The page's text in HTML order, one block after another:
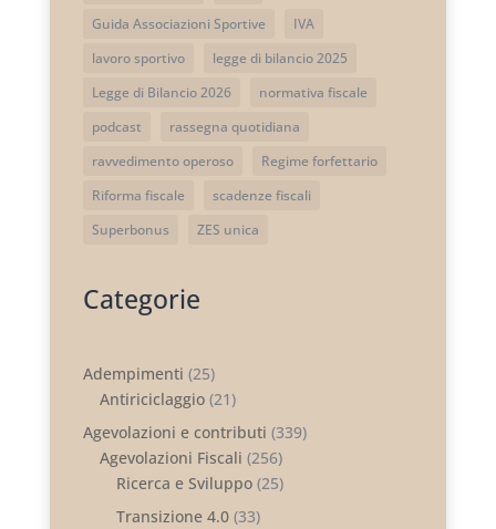
Guida Associazioni Sportive
IVA
lavoro sportivo
legge di bilancio 2025
Legge di Bilancio 2026
normativa fiscale
podcast
rassegna quotidiana
ravvedimento operoso
Regime forfettario
Riforma fiscale
scadenze fiscali
Superbonus
ZES unica
Categorie
Adempimenti (25)
Antiriciclaggio(21)
Agevolazioni e contributi (339)
Agevolazioni Fiscali (256)
Ricerca e Sviluppo(25)
Transizione 4.0(33)